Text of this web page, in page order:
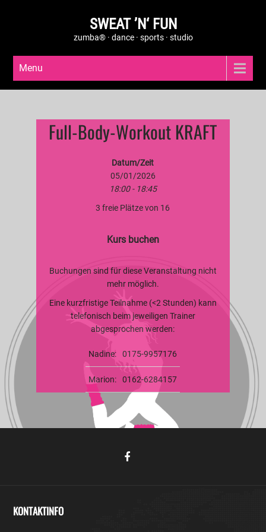
SWEAT ’N‘ FUN
zumba® · dance · sports · studio
Menu
Full-Body-Workout KRAFT
Datum/Zeit
05/01/2026
18:00 - 18:45
3 freie Plätze von 16
Kurs buchen
Buchungen sind für diese Veranstaltung nicht
mehr möglich.
Eine kurzfristige Teilnahme (<2 Stunden) kann
telefonisch beim jeweiligen Trainer
abgesprochen werden:
Nadine: 0175-9957176
Marion: 0162-6284157
KONTAKTINFO